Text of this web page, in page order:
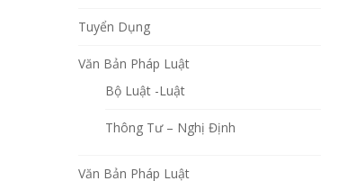
Tuyển Dụng
Văn Bản Pháp Luật
Bộ Luật -Luật
Thông Tư – Nghị Định
Văn Bản Pháp Luật